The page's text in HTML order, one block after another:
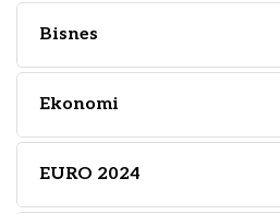
Bisnes
Ekonomi
EURO 2024